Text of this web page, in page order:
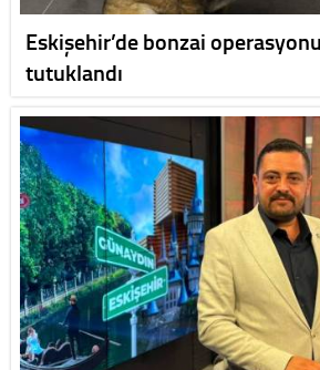
Eskişehir’de bonzai
tutuklandı